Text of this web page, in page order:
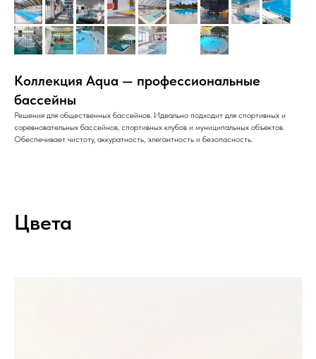
Коллекция Aqua — профессиональные
бассейны
Решения для общественных бассейнов. Идеально подходит для спортивных и
соревновательных бассейнов, спортивных клубов и муниципальных объектов.
Обеспечивает чистоту, аккуратность, элегантность и безопасность.
Цвета